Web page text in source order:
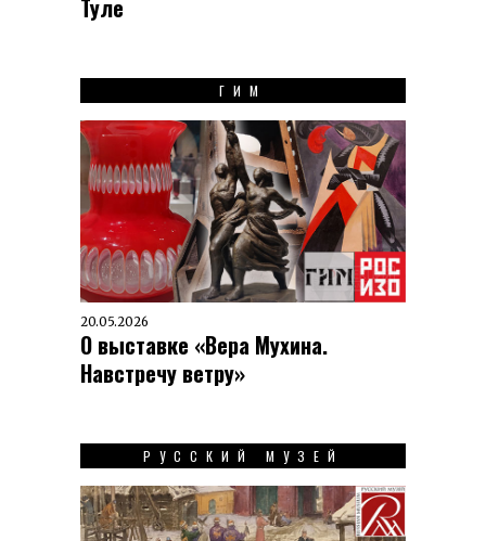
Туле
ГИМ
20.05.2026
О выставке «Вера Мухина.
Навстречу ветру»
РУССКИЙ МУЗЕЙ